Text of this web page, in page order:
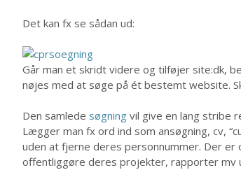
Det kan fx se sådan ud:
Går man et skridt videre og tilføjer site:dk,
nøjes med at søge på ét bestemt website.
Den samlede søgning vil give en lang stribe
Lægger man fx ord ind som ansøgning, cv,
uden at fjerne deres personnummer. Der
offentliggøre deres projekter, rapporter mv